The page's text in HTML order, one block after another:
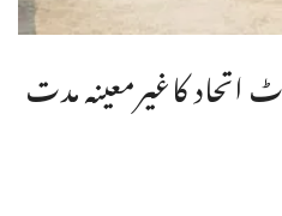
کاغیرمعینہ مدت